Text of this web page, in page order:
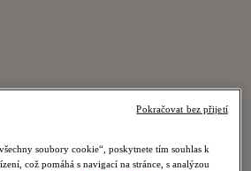
soubory cookie“, poskytnete tím souhlas k
což pomáhá s navigací na stránce, s analýzou
Pokračovat bez přijetí